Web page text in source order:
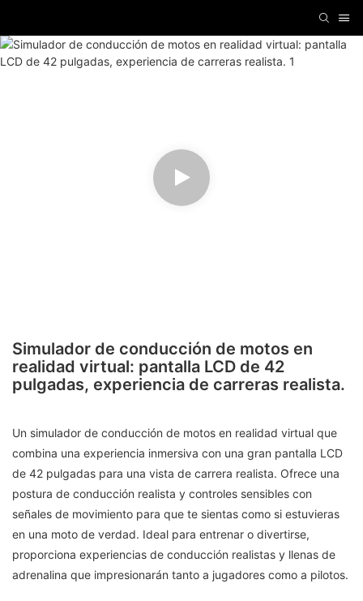
Simulador de conducción de motos en
realidad virtual: pantalla LCD de 42
pulgadas, experiencia de carreras realista.
Un simulador de conducción de motos en realidad virtual que
combina una experiencia inmersiva con una gran pantalla LCD
de 42 pulgadas para una vista de carrera realista. Ofrece una
postura de conducción realista y controles sensibles con
señales de movimiento para que te sientas como si estuvieras
en una moto de verdad. Ideal para entrenar o divertirse,
proporciona experiencias de conducción realistas y llenas de
adrenalina que impresionarán tanto a jugadores como a pilotos.